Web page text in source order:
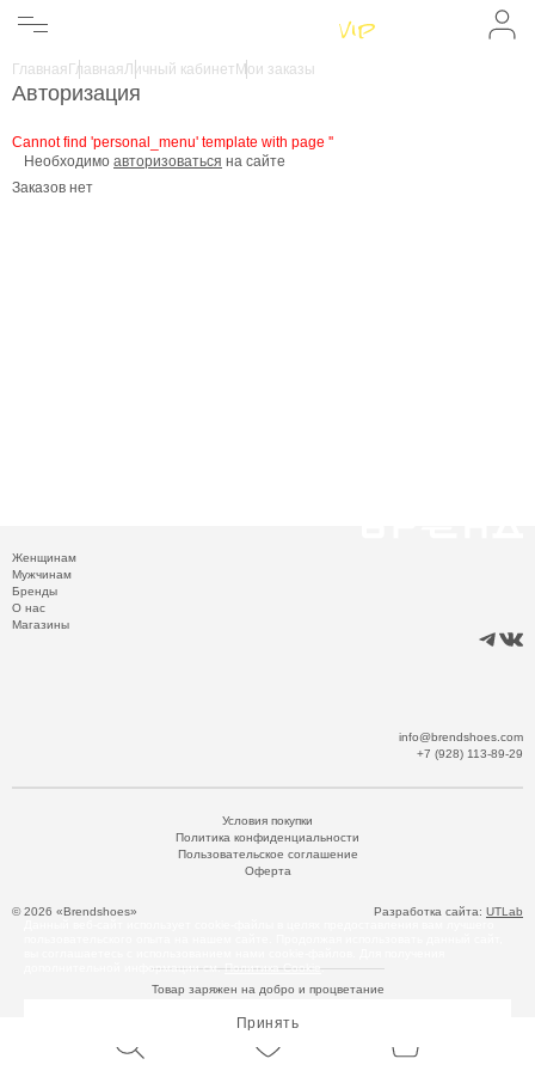
Бренды
Главная ГлавнаяЛичный кабинет Мои заказы
Авторизация
Cannot find 'personal_menu' template with page ''
Необходимо авторизоваться на сайте
Заказов нет
Женщинам
Мужчинам
Бренды
О нас
Магазины
info@brendshoes.com
+7 (928) 113-89-29
© 2026 «Brendshoes»
Условия покупки
Политика конфиденциальности
Пользовательское соглашение
Оферта
Разработка сайта: UTLab
Товар заряжен на добро и процветание
дополнительной информации см.Политика Cookie .
Принять